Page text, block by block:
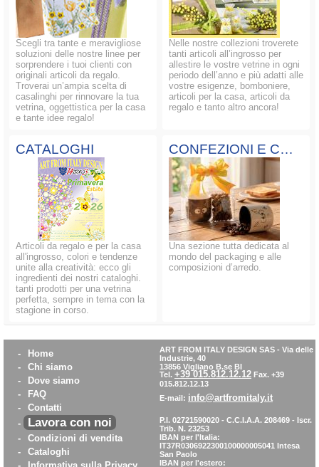
Scegli tra tante e meravigliose
soluzioni delle nostre linee per
sorprendere i tuoi clienti con
originali articoli da regalo.
Troverai un’ampia scelta di
casalinghi per rinnovare la tua
vetrina, oggettistica per la casa
e tante idee regalo!
Nelle nostre collezioni troverete
tanti articoli all’ingrosso per
allestire le vostre vetrine in ogni
periodo dell’anno e più adatti alle
vostre esigenze, bomboniere,
articoli per la casa, articoli da
regalo e tanto altro ancora!
CATALOGHI
Articoli da regalo e per la casa
all'ingrosso, colori e tendenze
unite alla creatività: ecco gli
ingredienti dei nostri cataloghi.
tanti prodotti per una vetrina
perfetta, sempre in tema con la
stagione in corso.
CONFEZIONI E COMPOSIZIONI
Una sezione tutta dedicata al
mondo del packaging e alle
composizioni d’arredo.
-
Home
-
Chi siamo
-
Dove siamo
-
FAQ
-
Contatti
-
Lavora con noi
-
Condizioni di vendita
-
Cataloghi
ART FROM ITALY DESIGN SAS - Via delle
Industrie, 40
13856 Vigliano B.se BI
Tel. +39 015.812.12.12 Fax. +39
015.812.12.13
E-mail: info@artfromitaly.it
P.I. 02721590020 - C.C.I.A.A. 208469 - Iscr.
Trib. N. 23253
IBAN per l'Italia:
IT37R0306922300100000005041 Intesa
San Paolo
IBAN per l'estero: